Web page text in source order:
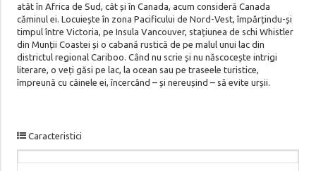
atât în Africa de Sud, cât și în Canada, acum consideră Canada
căminul ei. Locuiește în zona Pacificului de Nord-Vest, împărțindu-și
timpul între Victoria, pe Insula Vancouver, stațiunea de schi Whistler
din Munții Coastei și o cabană rustică de pe malul unui lac din
districtul regional Cariboo. Când nu scrie și nu născocește intrigi
literare, o veți găsi pe lac, la ocean sau pe traseele turistice,
împreună cu câinele ei, încercând – și nereușind – să evite urșii.
Caracteristici